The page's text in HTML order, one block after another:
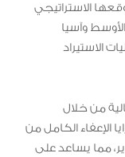
الاستراتيجي
وآسيا
الاستيراد
من خلال
الإعفاء الكامل من
مما يساعد على